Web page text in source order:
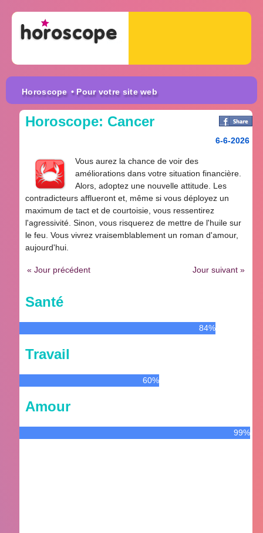
Horoscope • Pour votre site web
Horoscope: Cancer
6-6-2026
Vous aurez la chance de voir des
améliorations dans votre situation financière.
Alors, adoptez une nouvelle attitude. Les
contradicteurs afflueront et, même si vous déployez un
maximum de tact et de courtoisie, vous ressentirez
l'agressivité. Sinon, vous risquerez de mettre de l'huile sur
le feu. Vous vivrez vraisemblablement un roman d'amour,
aujourd'hui.
« Jour précédent Jour suivant »
Santé
84%
Travail
60%
Amour
99%